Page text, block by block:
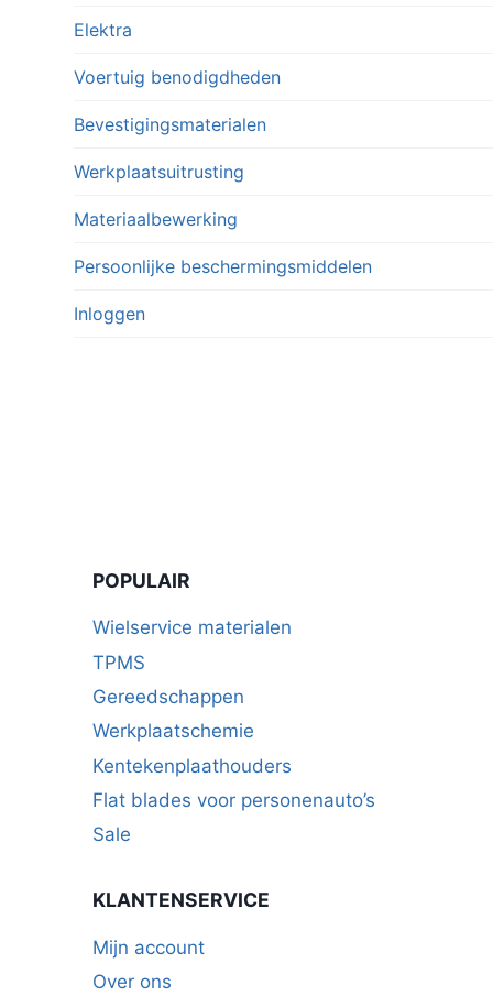
Elektra
Voertuig benodigdheden
Bevestigingsmaterialen
Werkplaatsuitrusting
Materiaalbewerking
Persoonlijke beschermingsmiddelen
Inloggen
POPULAIR
Wielservice materialen
TPMS
Gereedschappen
Werkplaatschemie
Kentekenplaathouders
Flat blades voor personenauto’s
Sale
KLANTENSERVICE
Mijn account
Over ons